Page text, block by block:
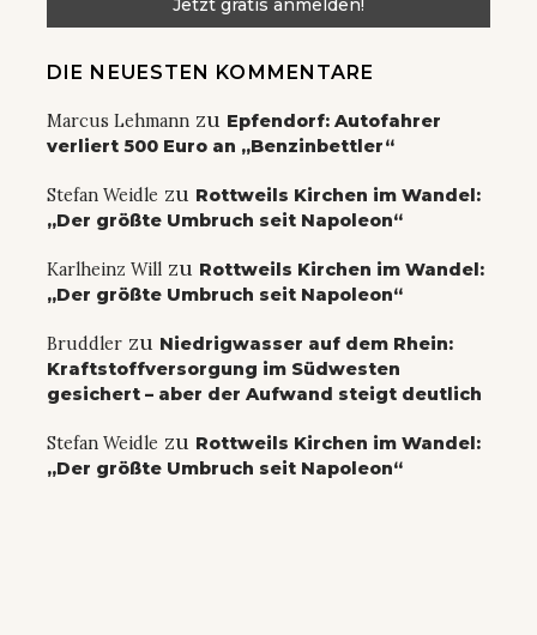
DIE NEUESTEN KOMMENTARE
Marcus Lehmann zu Epfendorf: Autofahrer
verliert 500 Euro an „Benzinbettler“
Stefan Weidle zu Rottweils Kirchen im Wandel:
„Der größte Umbruch seit Napoleon“
Karlheinz Will zu Rottweils Kirchen im Wandel:
„Der größte Umbruch seit Napoleon“
Bruddler zu Niedrigwasser auf dem Rhein:
Kraftstoffversorgung im Südwesten
gesichert – aber der Aufwand steigt deutlich
Stefan Weidle zu Rottweils Kirchen im Wandel:
„Der größte Umbruch seit Napoleon“